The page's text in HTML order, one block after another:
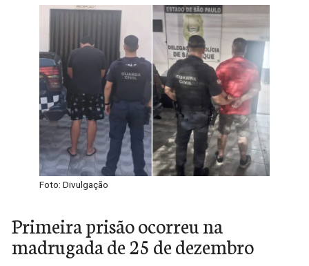
Foto: Divulgação
Primeira prisão ocorreu na
madrugada de 25 de dezembro